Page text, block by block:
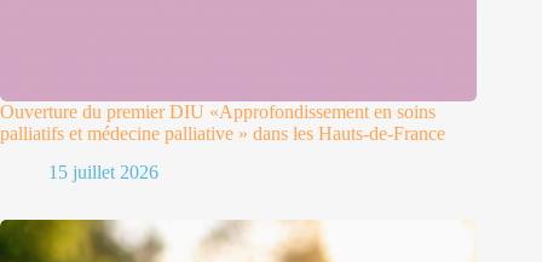
Ouverture du premier DIU «Approfondissement en soins
palliatifs et médecine palliative » dans les Hauts-de-France
15 juillet 2026